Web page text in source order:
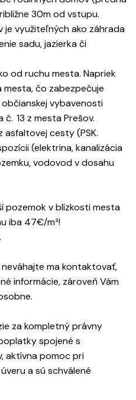
30m od vstupu.
je využiteľných ako záhrada
sadu, jazierka či
od ruchu mesta. Napriek
čo zabezpečuje
vybavenosti
č. 13 z mesta Prešov.
asfaltovej cesty (PSK.
(elektrina, kanalizácia
vodovod v dosahu
pozemok v blízkosti mesta
iba 47€/m²!
ma kontaktovať,
informácie, zároveň Vám
za kompletný právny
spojené s
aktívna pomoc pri
a sú schválené